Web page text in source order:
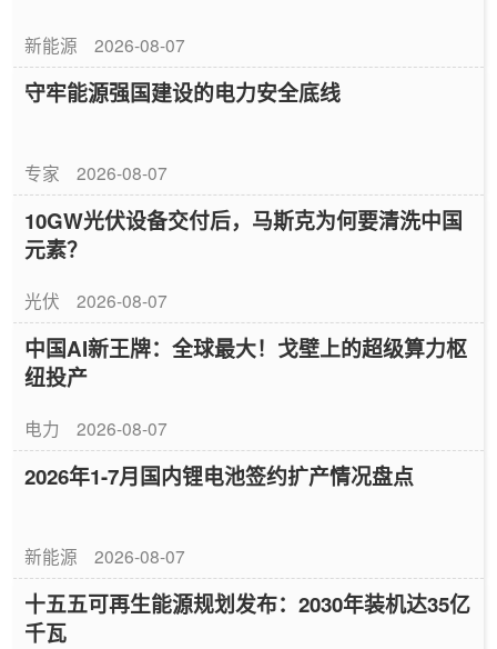
新能源 2026-08-07
守牢能源强国建设的电力安全底线
专家 2026-08-07
10GW光伏设备交付后，马斯克为何要清洗中国
元素？
光伏 2026-08-07
中国AI新王牌：全球最大！戈壁上的超级算力枢
纽投产
电力 2026-08-07
2026年1-7月国内锂电池签约扩产情况盘点
新能源 2026-08-07
十五五可再生能源规划发布：2030年装机达35亿
千瓦